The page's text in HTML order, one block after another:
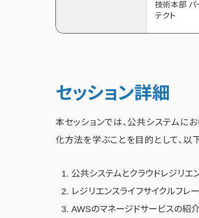
技術本部 パ
テクト
セッション詳細
本セッションでは、公共システムに
化方法を学ぶことを目的として、以
公共システムとクラウドレジリエ
レジリエンスライフサイクルフレ
AWSのマネージドサービスの紹